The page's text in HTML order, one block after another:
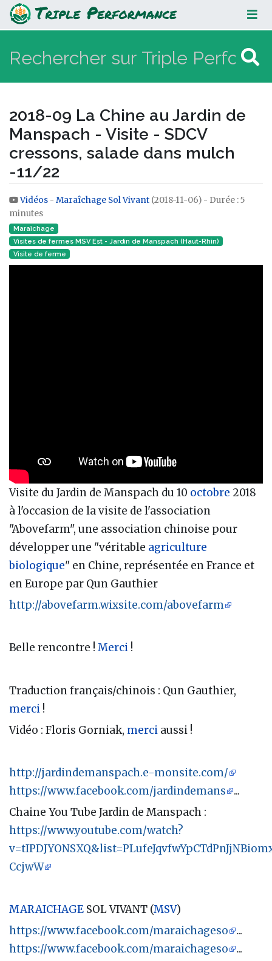
2018-09 La Chine au Jardin de
Manspach - Visite - SDCV cressons,
salade dans mulch -11/22
2018-09 La Chine au Jardin de
Manspach - Visite - SDCV
cressons, salade dans mulch
-11/22
Aller à :navigation,rechercher
Vidéos - Maraîchage Sol Vivant (2018-11-06) - Durée : 5
minutes
Maraîchage
Visites de fermes MSV Est - Jardin de Manspach (Haut-Rhin)
Visite de ferme
Visite du Jardin de Manspach du 10 octobre 2018
à l'occasion de la visite de l'association
"Abovefarm", une association chinoise pour
développer une "véritable agriculture
biologique" en Chine, représentée en France et
en Europe par Qun Gauthier
http://abovefarm.wixsite.com/abovefarm
Belle rencontre ! Merci !
Traduction français/chinois : Qun Gauthier,
merci !
Vidéo : Floris Gorniak, merci aussi !
http://jardindemanspach.e-monsite.com/
https://www.facebook.com/jardindemans
...
Chaine You Tube Jardin de Manspach :
https://www.youtube.com/watch?
CcjwW
MARAICHAGE SOL VIVANT (MSV)
https://www.facebook.com/maraichageso
...
https://www.facebook.com/maraichageso
...